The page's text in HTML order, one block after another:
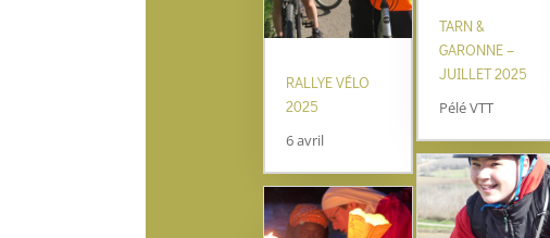
RALLYE VÉLO
2025
6 avril
TARN &
GARONNE –
JUILLET 2025
Pélé VTT